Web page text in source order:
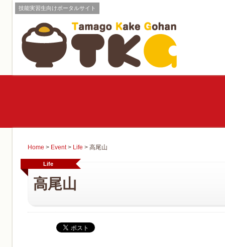
技能実習生向けポータルサイト
Home > Event> Life > 高尾山
Life
高尾山